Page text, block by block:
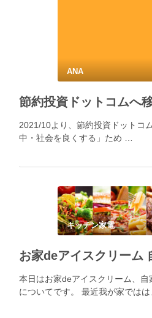
ANA
節約投資ドットコムへ
2021/10より、節約投資ドットコ
中・社会を良くする」ため …
キッチン家電
本日はお家deアイスクリーム、自
についてです。 最近我が家では